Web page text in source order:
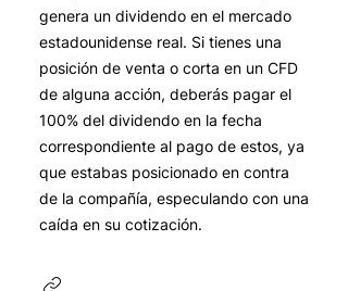
genera un dividendo en el mercado
estadounidense real. Si tienes una
posición de venta o corta en un CFD
de alguna acción, deberás pagar el
100% del dividendo en la fecha
correspondiente al pago de estos, ya
que estabas posicionado en contra
de la compañía, especulando con una
caída en su cotización.